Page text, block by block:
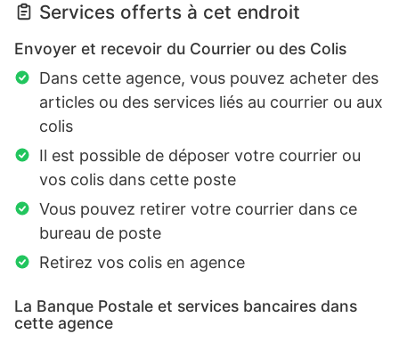
Services offerts à cet endroit
Envoyer et recevoir du Courrier ou des Colis
Dans cette agence, vous pouvez acheter des
articles ou des services liés au courrier ou aux
colis
Il est possible de déposer votre courrier ou
vos colis dans cette poste
Vous pouvez retirer votre courrier dans ce
bureau de poste
Retirez vos colis en agence
La Banque Postale et services bancaires dans
cette agence